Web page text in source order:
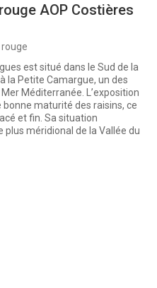
AOP Costières
est situé dans le Sud de la
la Petite Camargue, un des
Méditerranée. L’exposition
maturité des raisins, ce
et fin. Sa situation
méridional de la Vallée du